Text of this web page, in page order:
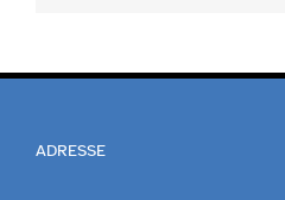
ADRESSE